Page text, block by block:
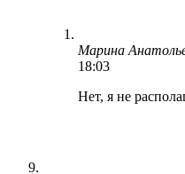
Марина
18:03
Нет, я не